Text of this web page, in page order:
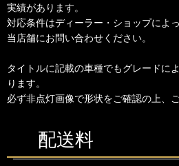
実績があります。
対応条件はディーラー・ショップによ
当店舗にお問い合わせください。
タイトルに記載の車種でもグレードに
ります。
必ず非点灯画像で形状をご確認の上、
配送料